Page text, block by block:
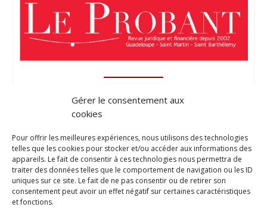
Gérer le consentement aux
cookies
Pour offrir les meilleures expériences, nous utilisons des technologies
telles que les cookies pour stocker et/ou accéder aux informations des
appareils. Le fait de consentir à ces technologies nous permettra de
traiter des données telles que le comportement de navigation ou les ID
uniques sur ce site. Le fait de ne pas consentir ou de retirer son
consentement peut avoir un effet négatif sur certaines caractéristiques
et fonctions.